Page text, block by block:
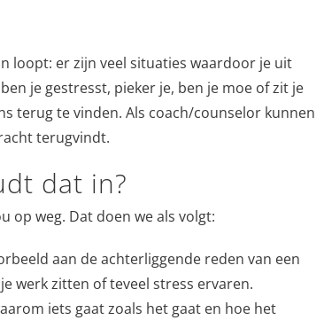
loopt: er zijn veel situaties waardoor je uit
je gestresst, pieker je, ben je moe of zit je
terug te vinden. Als coach/counselor kunnen
terugvindt.
dat in?
op weg. Dat doen we als volgt:
aan de achterliggende reden van een
werk zitten of teveel stress ervaren.
iets gaat zoals het gaat en hoe het